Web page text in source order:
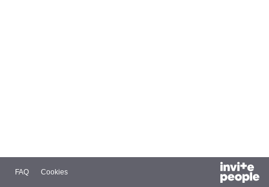
FAQ Cookies